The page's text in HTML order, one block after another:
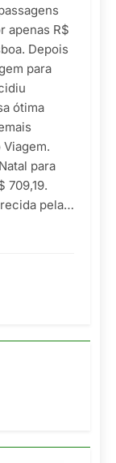
apenas R$
Depois
para
ótima
para
709,19.
pela…